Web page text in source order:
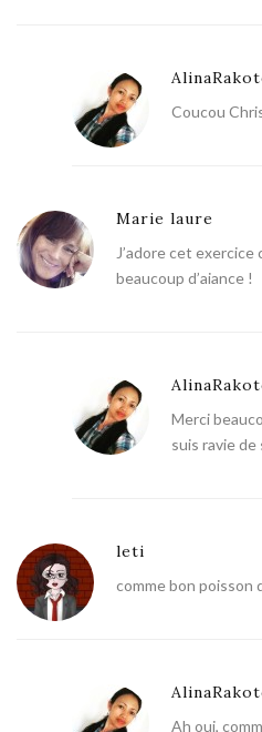
Coucou
Marie laure
J’adore cet
beaucoup d’aiance !
Merci
suis ravie de
leti
comme bon poisson
Ah oui,